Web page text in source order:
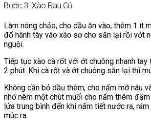
Bước 3: Xào Rau Củ
Làm nóng chảo, cho dầu ăn vào, thêm 1 ít
đổ hành tây vào xào sơ cho săn lại rồi vớt
nguội.
Tiếp tục xào cà rốt với ớt chuông nhanh
2 phút. Khi cà rốt và ớt chuông săn lại thì
Không cần bỏ dầu thêm, cho nấm mỡ nâu
nhớ nêm một chút muối cho nấm thêm
lửa trung bình đến khi nấm tiết nước ra,
múc ra.